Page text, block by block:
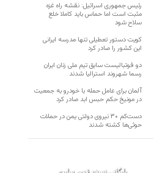
رئیس‌ جمهوری اسرائیل: نقشه راه غزه
مثبت است اما حماس باید کاملا خلع
سلاح شود
کویت دستور تعطیلی تنها مدرسه ایرانی
این کشور را صادر کرد
دو فوتبالیست سابق تیم ملی زنان ایران
رسما شهروند استرالیا شدند
آلمان برای عامل حمله با خودرو به جمعیت
در مونیخ حکم حبس ابد صادر کرد
دست‌کم ۳۰ نیروی دولتی یمن در حملات
حوثی‌ها کشته شدند
بایگانی نسخه قدیم سایت